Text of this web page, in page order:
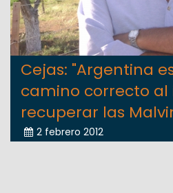
Cejas: "Argentina
camino correcto al
recuperar las
2 febrero 2012